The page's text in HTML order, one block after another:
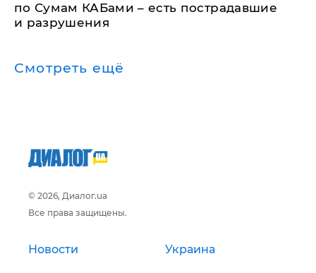
по Сумам КАБами – есть пострадавшие
и разрушения
Смотреть ещё
© 2026, Диалог.ua
Все права защищены.
Новости Украина